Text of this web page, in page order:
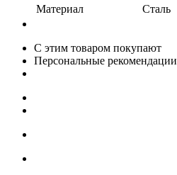
Материал
Сталь
С этим товаром покупают
Персональные рекомендации